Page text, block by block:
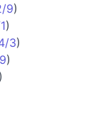
9)
)
3)
)
)